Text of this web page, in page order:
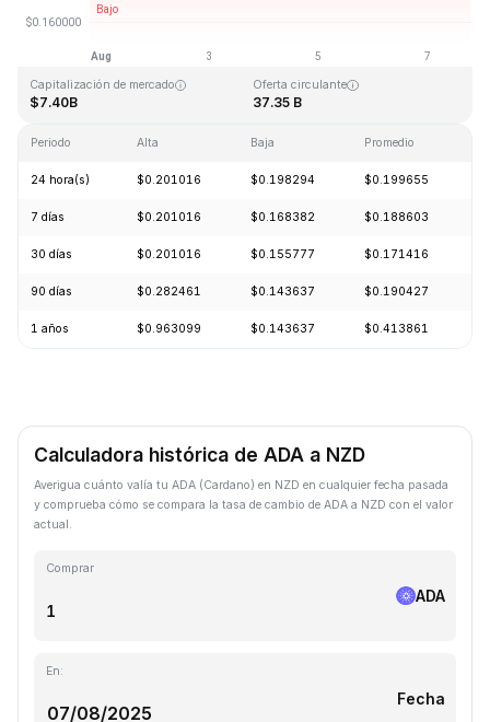
Última actualización: 2026-08-07, 18:13 GMT+0
$0.019253
Capitalización de mercado
$7.40B
Oferta circulante
37.35 B
Periodo Alta Baja Promedio
24 hora(s) $0.201016 $0.198294 $0.199655
7 días $0.201016 $0.168382 $0.188603
30 días $0.201016 $0.155777 $0.171416
90 días $0.282461 $0.143637 $0.190427
1 años $0.963099 $0.143637 $0.413861
Calculadora histórica de ADA a NZD
Averigua cuánto valía tu ADA (Cardano) en NZD en cualquier fecha pasada
y comprueba cómo se compara la tasa de cambio de ADA a NZD con el valor
actual.
Comprar
ADA
En:
Fecha